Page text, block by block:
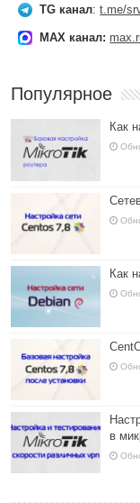
TG канал:t.me/
MAX канал:
Популярное
Как
Как
в